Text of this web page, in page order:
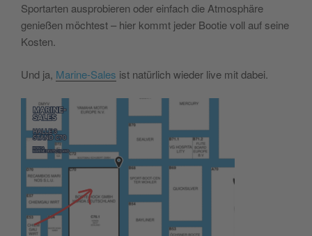
Sportarten ausprobieren oder einfach die Atmosphäre
genießen möchtest – hier kommt jeder Bootie voll auf seine
Kosten.
Und ja, Marine-Sales ist natürlich wieder live mit dabei.